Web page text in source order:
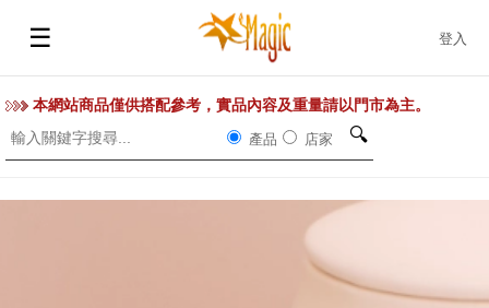
☰ 登入
本網站商品僅供搭配參考，實品內容及重量請以門市為主。
產品 店家 🔍